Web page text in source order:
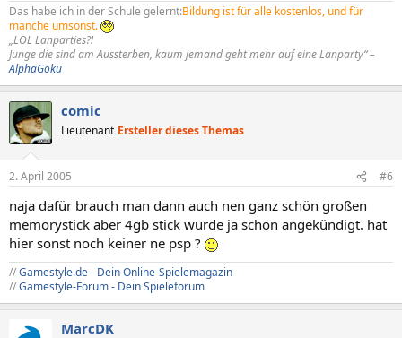
Das habe ich in der Schule gelernt:Bildung ist für alle kostenlos, und für
manche umsonst.
„LOL Lanparties?!
Junge die sind am Aussterben, kaum jemand geht mehr auf eine Lanparty“ –
AlphaGoku
comic
Lieutenant Ersteller dieses Themas
2. April 2005 #6
naja dafür brauch man dann auch nen ganz schön großen
memorystick aber 4gb stick wurde ja schon angekündigt. hat
hier sonst noch keiner ne psp ?
//Gamestyle.de - Dein Online-Spielemagazin
//Gamestyle-Forum - Dein Spieleforum
MarcDK